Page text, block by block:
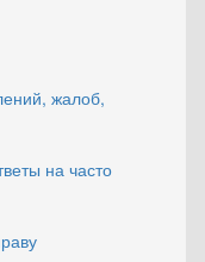
жалоб,
на часто